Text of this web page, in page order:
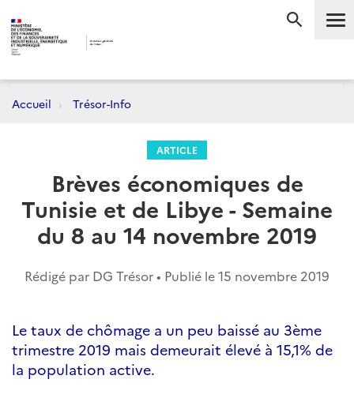
Accueil Trésor-Info
ARTICLE
Brèves économiques de
Tunisie et de Libye - Semaine
du 8 au 14 novembre 2019
Rédigé par DG Trésor • Publié le15 novembre 2019
Le taux de chômage a un peu baissé au 3ème
trimestre 2019 mais demeurait élevé à 15,1% de
la population active.